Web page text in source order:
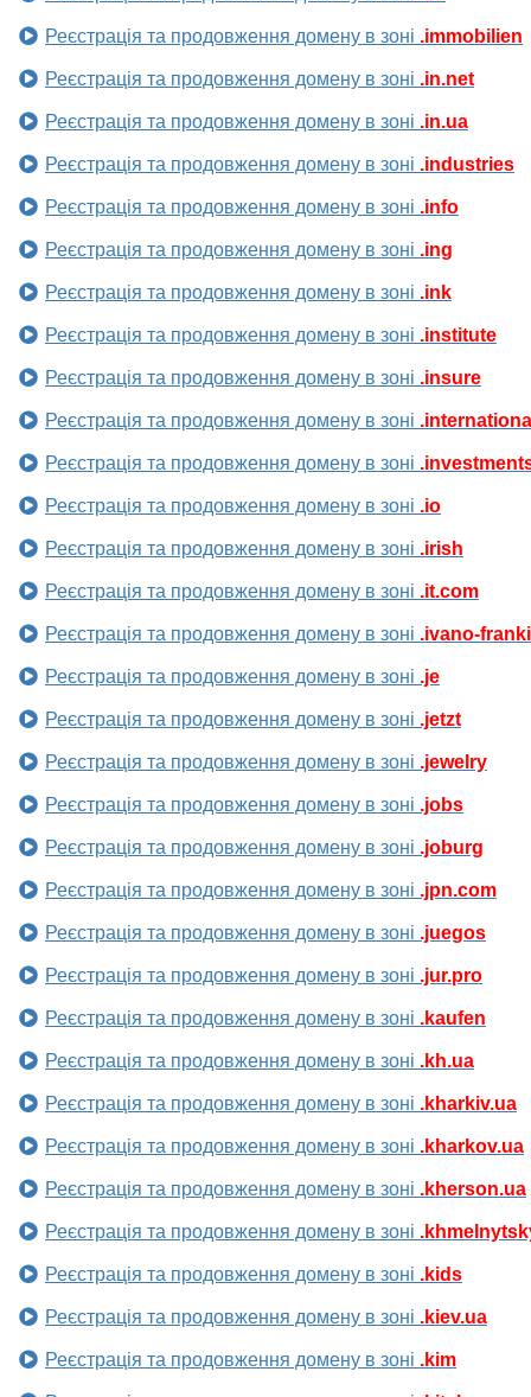
Реєстрація та продовження домену в зоні .immobilien
Реєстрація та продовження домену в зоні .in.net
Реєстрація та продовження домену в зоні .in.ua
Реєстрація та продовження домену в зоні .industries
Реєстрація та продовження домену в зоні .info
Реєстрація та продовження домену в зоні .ing
Реєстрація та продовження домену в зоні .ink
Реєстрація та продовження домену в зоні .institute
Реєстрація та продовження домену в зоні .insure
Реєстрація та продовження домену в зоні
Реєстрація та продовження домену в зоні
Реєстрація та продовження домену в зоні .io
Реєстрація та продовження домену в зоні .irish
Реєстрація та продовження домену в зоні .it.com
Реєстрація та продовження домену в зоні .ivano-
Реєстрація та продовження домену в зоні .je
Реєстрація та продовження домену в зоні .jetzt
Реєстрація та продовження домену в зоні .jewelry
Реєстрація та продовження домену в зоні .jobs
Реєстрація та продовження домену в зоні .joburg
Реєстрація та продовження домену в зоні .jpn.com
Реєстрація та продовження домену в зоні .juegos
Реєстрація та продовження домену в зоні .jur.pro
Реєстрація та продовження домену в зоні .kaufen
Реєстрація та продовження домену в зоні .kh.ua
Реєстрація та продовження домену в зоні .kharkiv.ua
Реєстрація та продовження домену в зоні .kharkov.ua
Реєстрація та продовження домену в зоні .kherson.ua
Реєстрація та продовження домену в зоні
Реєстрація та продовження домену в зоні .kids
Реєстрація та продовження домену в зоні .kiev.ua
Реєстрація та продовження домену в зоні .kim